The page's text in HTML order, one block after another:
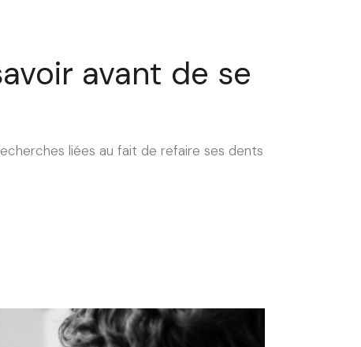
avant de se
liées au fait de refaire ses dents